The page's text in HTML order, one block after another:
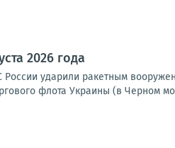
2026 года
России ударили ракетным
флота Украины (в Черном